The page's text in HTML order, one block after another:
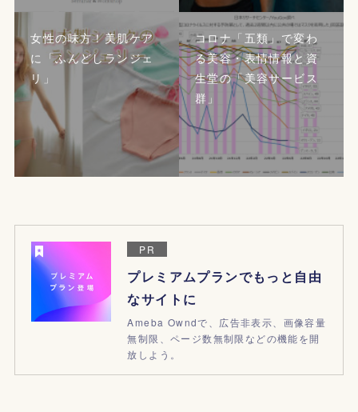
女性の味方！美肌ケア
に「ふんどしランジェ
リ」
コロナ「五類」で変わ
る美容・表情情報と資
生堂の「美容サービス
群」
PR
プレミアムプランでもっと自由
なサイトに
Ameba Owndで、広告非表示、画像容量
無制限、ページ数無制限などの機能を開
放しよう。